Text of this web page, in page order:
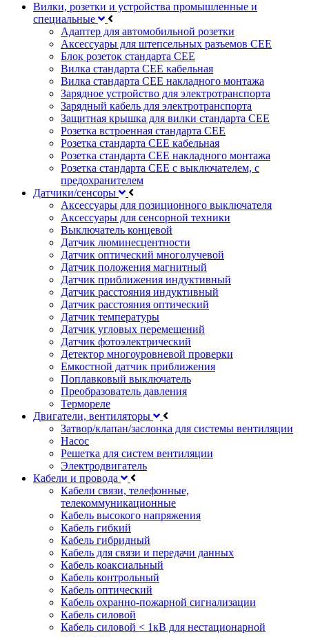
Вилки, розетки и устройства промышленные и
специальные
Адаптер для автомобильной розетки
Аксессуары для штепсельных разъемов CEE
Блок розеток стандарта CEE
Вилка стандарта CEE кабельная
Вилка стандарта CEE накладного монтажа
Зарядное устройство для электротранспорта
Зарядный кабель для электротранспорта
Защитная крышка для вилки стандарта CEE
Розетка встроенная стандарта CEE
Розетка стандарта СЕЕ кабельная
Розетка стандарта СЕЕ накладного монтажа
Розетка стандарта СЕЕ с выключателем, с
предохранителем
Датчики/сенсоры
Аксессуары для позиционного выключателя
Аксессуары для сенсорной техники
Выключатель концевой
Датчик люминесцентности
Датчик оптический многолучевой
Датчик положения магнитный
Датчик приближения индуктивный
Датчик расстояния индуктивный
Датчик расстояния оптический
Датчик температуры
Датчик угловых перемещений
Датчик фотоэлектрический
Детектор многоуровневой проверки
Емкостной датчик приближения
Поплавковый выключатель
Преобразователь давления
Термореле
Двигатели, вентиляторы
Затвор/клапан/заслонка для системы вентиляции
Насос
Решетка для систем вентиляции
Электродвигатель
Кабели и провода
Кабели связи, телефонные,
телекоммуникационные
Кабель высокого напряжения
Кабель гибкий
Кабель гибридный
Кабель для связи и передачи данных
Кабель коаксиальный
Кабель контрольный
Кабель оптический
Кабель охранно-пожарной сигнализации
Кабель силовой
Кабель силовой < 1кВ для нестационарной